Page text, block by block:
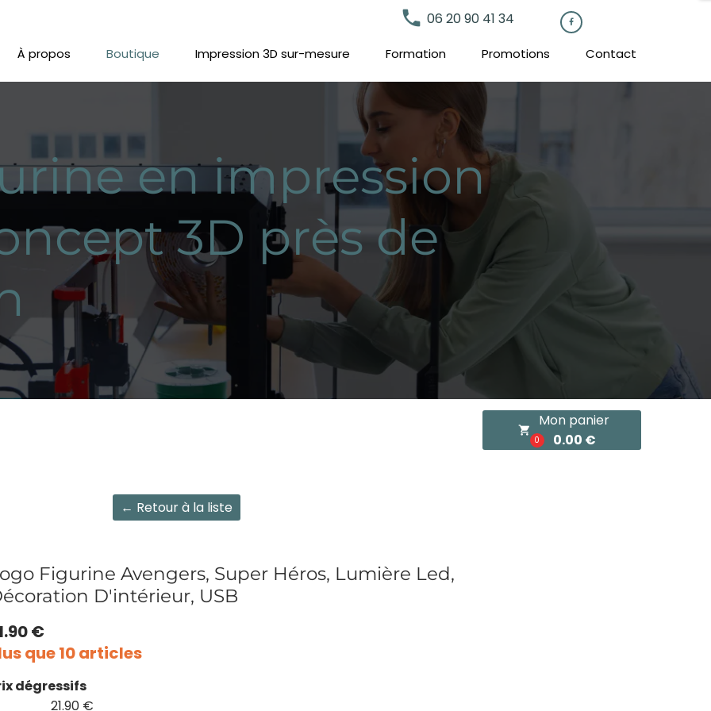
À propos Boutique Impression 3D sur-mesure Formation Promotions Contact
local_phone 06 20 90 41 34 
en impression
3D près de
local_grocery_store
0
Mon panier
0.00 €
← Retour à la liste
Figurine Avengers, Super Héros, Lumière Led,
D'intérieur, USB
€
que 10 articles
dégressifs
21.90 €